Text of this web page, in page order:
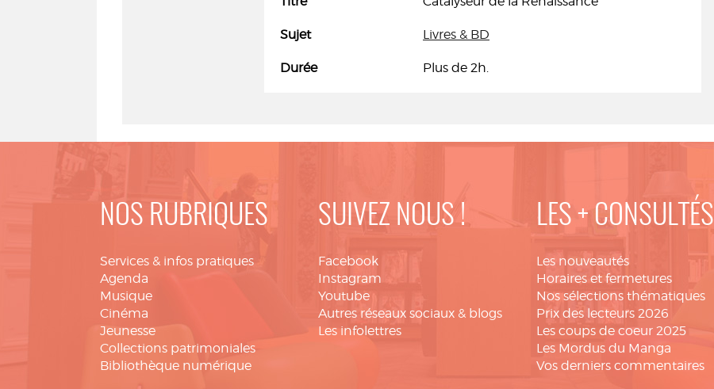
Sujet Livres & BD
Durée Plus de 2h.
NOS RUBRIQUES
Services & infos pratiques
Agenda
Musique
Cinéma
Jeunesse
Collections patrimoniales
Bibliothèque numérique
SUIVEZ NOUS !
Facebook
Instagram
Youtube
Autres réseaux sociaux & blogs
Les infolettres
LES + CONSULTÉS
Les nouveautés
Horaires et fermetures
Nos sélections thématiques
Prix des lecteurs 2026
Les coups de coeur 2025
Les Mordus du Manga
Vos derniers commentaires